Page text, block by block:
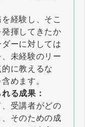
経験し、そこ
揮してきたか
ーに対しては
未経験のリー
に教えるな
めます。
る成果：
受講者がどの
そのための成